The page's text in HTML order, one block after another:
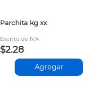
Parchita kg xx
Exento de IVA
$2.28
Agregar